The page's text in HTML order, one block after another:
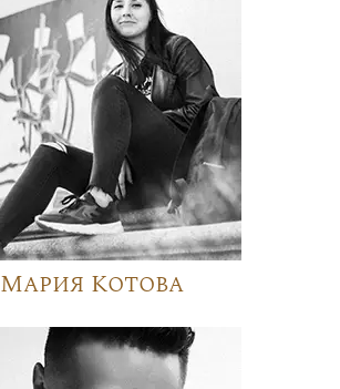
Мария Котова